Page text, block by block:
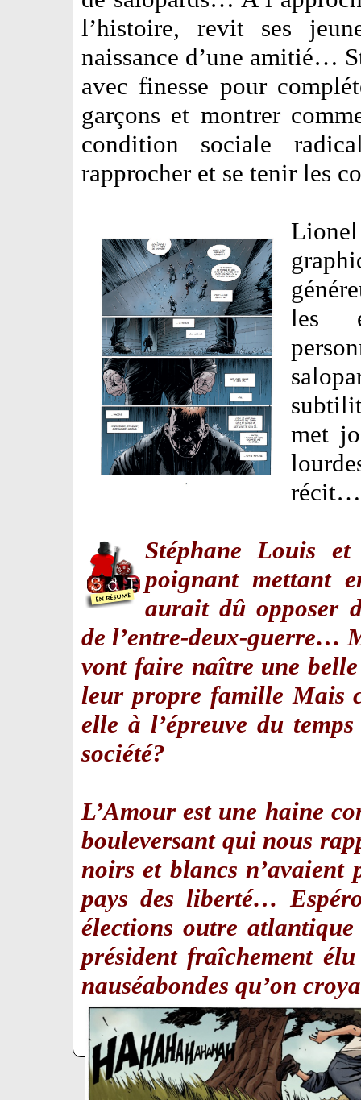
l’histoire, revit ses
naissance d’une amitié…
avec finesse pour
garçons et montrer
condition sociale
rapprocher et se tenir les
les
met
récit…
Stéphane Louis
poignant mettant
aurait dû opposer
de l’entre-deux-guerre…
vont faire naître une
leur propre famille Mais
elle à l’épreuve du
société?
L’Amour est une haine
bouleversant qui nous
noirs et blancs n’avaient
pays des liberté…
élections outre
président fraîchement
nauséabondes qu’on